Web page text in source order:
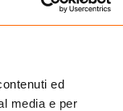
ed
media e per